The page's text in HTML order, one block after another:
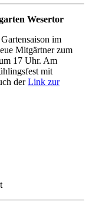
Wesertor
im
Mitgärtner zum
17 Uhr. Am
mit
derLink zur